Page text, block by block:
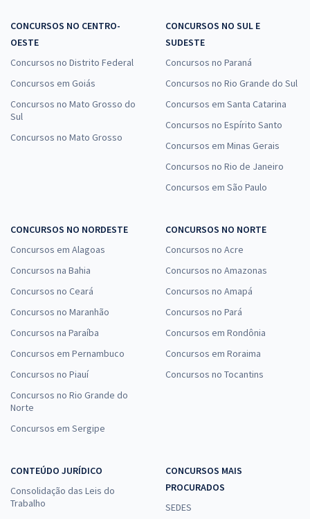
CONCURSOS NO CENTRO-
OESTE
Concursos no Distrito Federal
Concursos em Goiás
Concursos no Mato Grosso do
Sul
Concursos no Mato Grosso
CONCURSOS NO SUL E
SUDESTE
Concursos no Paraná
Concursos no Rio Grande do Sul
Concursos em Santa Catarina
Concursos no Espírito Santo
Concursos em Minas Gerais
Concursos no Rio de Janeiro
Concursos em São Paulo
CONCURSOS NO NORDESTE
Concursos em Alagoas
Concursos na Bahia
Concursos no Ceará
Concursos no Maranhão
Concursos na Paraíba
Concursos em Pernambuco
Concursos no Piauí
Concursos no Rio Grande do
Norte
Concursos em Sergipe
CONCURSOS NO NORTE
Concursos no Acre
Concursos no Amazonas
Concursos no Amapá
Concursos no Pará
Concursos em Rondônia
Concursos em Roraima
Concursos no Tocantins
CONTEÚDO JURÍDICO
Consolidação das Leis do
Trabalho
CONCURSOS MAIS
PROCURADOS
SEDES